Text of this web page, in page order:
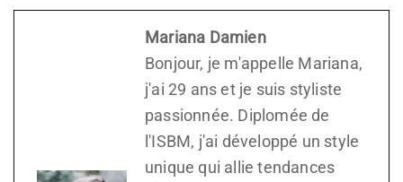
Mariana Damien
Bonjour, je m'appelle Mariana,
j'ai 29 ans et je suis styliste
passionnée. Diplomée de
l'ISBM, j'ai développé un style
unique qui allie tendances